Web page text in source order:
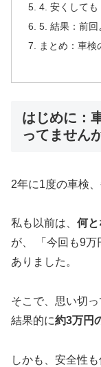
4. 安くしても
5. 結果：前回
まとめ：車検
はじめに：
ってません
2年に1度の車検
私も以前は、 何
が、 「今回も9
ありました。
そこで、思い切っ
結果的に約3万円
しかも、安全性